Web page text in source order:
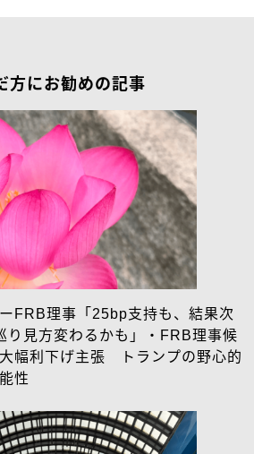
方にお勧めの記事
FRB理事「25bp支持も、結果次
り見方変わるかも」・FRB理事候
幅利下げ主張 トランプの野心的
性